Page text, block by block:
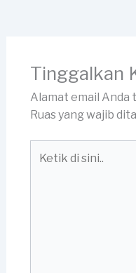
Tinggalkan
Alamat email Anda
Ruas yang wajib